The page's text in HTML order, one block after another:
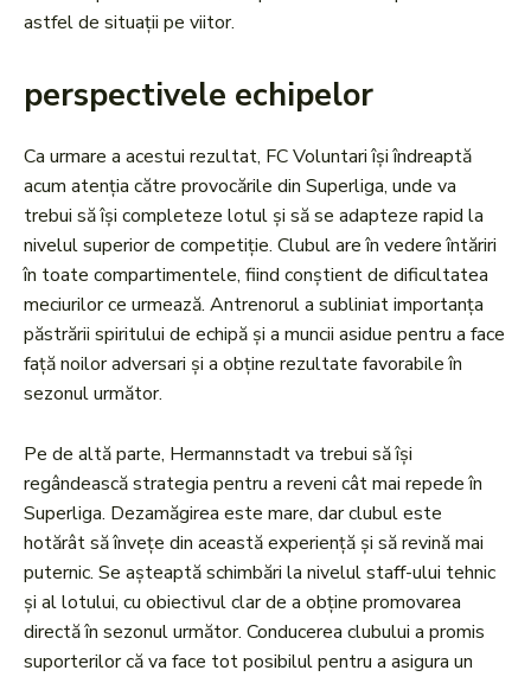
astfel de situații pe viitor.
perspectivele echipelor
Ca urmare a acestui rezultat, FC Voluntari își îndreaptă
acum atenția către provocările din Superliga, unde va
trebui să își completeze lotul și să se adapteze rapid la
nivelul superior de competiție. Clubul are în vedere întăriri
în toate compartimentele, fiind conștient de dificultatea
meciurilor ce urmează. Antrenorul a subliniat importanța
păstrării spiritului de echipă și a muncii asidue pentru a face
față noilor adversari și a obține rezultate favorabile în
sezonul următor.
Pe de altă parte, Hermannstadt va trebui să își
regândească strategia pentru a reveni cât mai repede în
Superliga. Dezamăgirea este mare, dar clubul este
hotărât să învețe din această experiență și să revină mai
puternic. Se așteaptă schimbări la nivelul staff-ului tehnic
și al lotului, cu obiectivul clar de a obține promovarea
directă în sezonul următor. Conducerea clubului a promis
suporterilor că va face tot posibilul pentru a asigura un